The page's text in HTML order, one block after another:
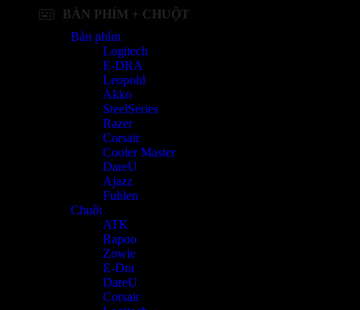
BÀN PHÍM + CHUỘT
Bàn phím
Logitech
E-DRA
Leopold
Akko
SteelSeries
Razer
Corsair
Cooler Master
DareU
Ajazz
Fuhlen
Chuột
ATK
Rapoo
Zowie
E-Dra
DareU
Corsair